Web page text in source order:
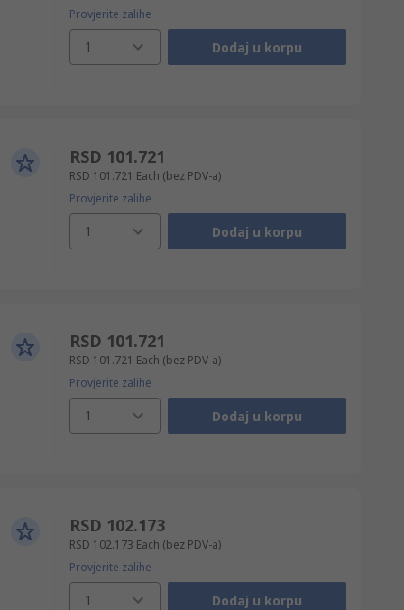
Provjerite zalihe
1 Dodaj u korpu
RSD 101.721
RSD 101.721 Each (bez PDV-a)
Provjerite zalihe
1 Dodaj u korpu
RSD 101.721
RSD 101.721 Each (bez PDV-a)
Provjerite zalihe
1 Dodaj u korpu
RSD 102.173
RSD 102.173 Each (bez PDV-a)
Provjerite zalihe
1 Dodaj u korpu